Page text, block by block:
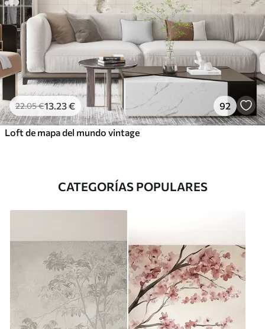
22.05€13 .23€ 92
Loft de mapa del mundo vintage
CATEGORÍAS POPULARES